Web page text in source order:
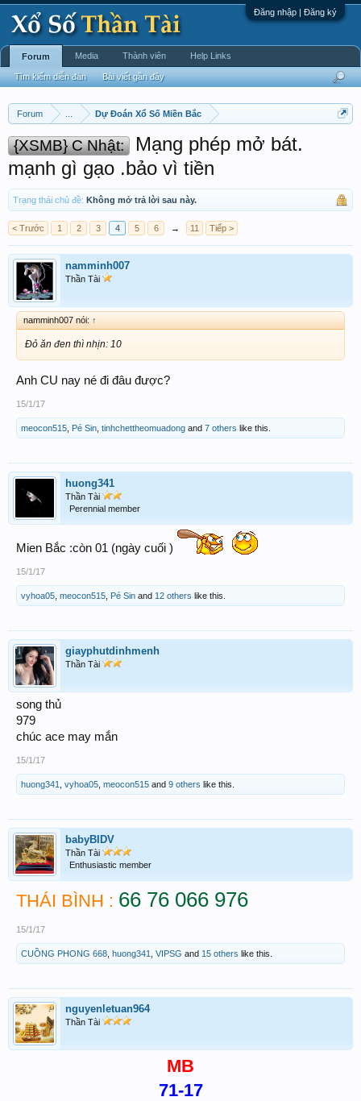
Đăng nhập | Đăng ký
Forum Dự Đoán Xổ Số Miền Bắc
{XSMB} C Nhật:
Mạng phép mở bát.
mạnh gì gạo .bảo vì tiền
Trạng thái chủ đề: Không mở trả lời sau này.
< Trước 1 2 3 4 5 6 → 11 Tiếp >
namminh007
Thần Tài
namminh007 nói: ↑
Đỏ ăn đen thì nhịn: 10
Anh CU nay né đi đâu được?
15/1/17
meocon515 Pé Sin tinhchettheomuadong and 7 others like this.
huong341
Thần Tài
Perennial member
Mien Bắc :còn 01 (ngày cuối )
15/1/17
vyhoa05 meocon515 Pé Sin and 12 others like this.
giayphutdinhmenh
Thần Tài
song thủ
979
chúc ace may mắn
15/1/17
huong341 vyhoa05 meocon515 and 9 others like this.
babyBIDV
Thần Tài
Enthusiastic member
THÁI BÌNH : 66 76 066 976
15/1/17
CUỒNG PHONG 668 huong341 VIPSG and 15 others like this.
nguyenletuan964
Thần Tài
MB
71-17
Forum
Tìm kiếm diễn đàn Bài viết gần đây
Media Thành viên Help Links